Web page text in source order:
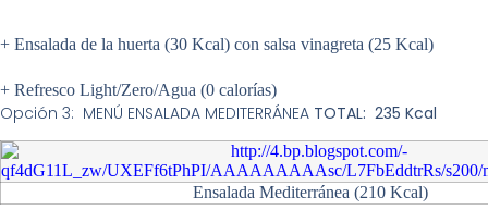
+ Ensalada de la huerta (30 Kcal) con salsa vinagreta (25 Kcal)
+ Refresco Light/Zero/Agua (0 calorías)
Opción 3: MENÚ ENSALADA MEDITERRÁNEA TOTAL: 235 Kcal
Ensalada Mediterránea (210 Kcal)